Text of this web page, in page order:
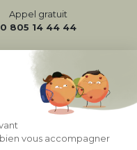
Appel gratuit
0 805 14 44 44